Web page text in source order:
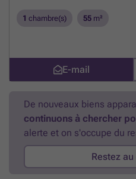
sous-sol Atouts supplémentaires :
supplémentaire Planifiez
1 chambre(s) 55 m²
E-mail
De nouveaux biens
continuons à chercher
alerte et on s'occupe du
Restez